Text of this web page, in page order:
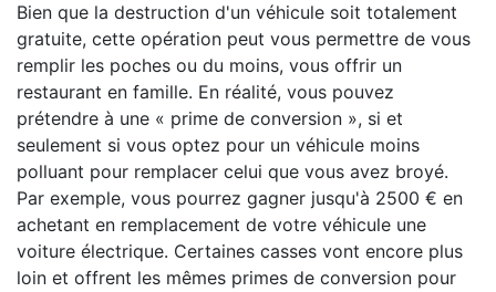
Bien que la destruction d'un véhicule soit totalement
gratuite, cette opération peut vous permettre de vous
remplir les poches ou du moins, vous offrir un
restaurant en famille. En réalité, vous pouvez
prétendre à une « prime de conversion », si et
seulement si vous optez pour un véhicule moins
polluant pour remplacer celui que vous avez broyé.
Par exemple, vous pourrez gagner jusqu'à 2500 € en
achetant en remplacement de votre véhicule une
voiture électrique. Certaines casses vont encore plus
loin et offrent les mêmes primes de conversion pour